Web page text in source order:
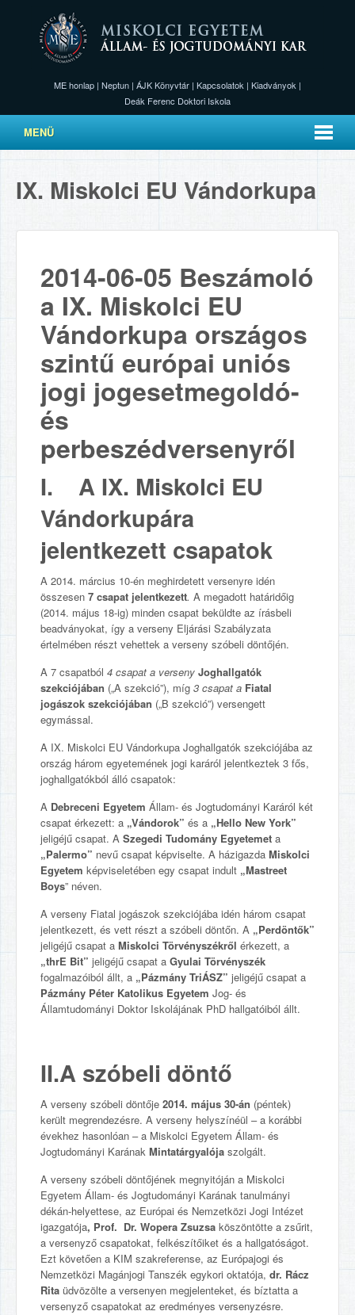
ME honlap | Neptun | ÁJK Könyvtár | Kapcsolatok | Kiadványok |
Deák Ferenc Doktori Iskola
MENÜ
IX. Miskolci EU Vándorkupa
2014-06-05 Beszámoló
a IX. Miskolci EU
Vándorkupa országos
szintű európai uniós
jogi jogesetmegoldó-
és
perbeszédversenyről
I. A IX. Miskolci EU
Vándorkupára
jelentkezett csapatok
A 2014. március 10-én meghirdetett versenyre idén
összesen 7 csapat jelentkezett. A megadott határidőig
(2014. május 18-ig) minden csapat beküldte az írásbeli
beadványokat, így a verseny Eljárási Szabályzata
értelmében részt vehettek a verseny szóbeli döntőjén.
A 7 csapatból 4 csapat a verseny Joghallgatók
szekciójában („A szekció”), míg 3 csapat a Fiatal
jogászok szekciójában („B szekció”) versengett
egymással.
A IX. Miskolci EU Vándorkupa Joghallgatók szekciójába az
ország három egyetemének jogi karáról jelentkeztek 3 fős,
joghallgatókból álló csapatok:
A Debreceni Egyetem Állam- és Jogtudományi Karáról két
csapat érkezett: a „Vándorok” és a „Hello New York”
jeligéjű csapat. A Szegedi Tudomány Egyetemet a
„Palermo” nevű csapat képviselte. A házigazda Miskolci
Egyetem képviseletében egy csapat indult „Mastreet
Boys” néven.
A verseny Fiatal jogászok szekciójába idén három csapat
jelentkezett, és vett részt a szóbeli döntőn. A „Perdöntők”
jeligéjű csapat a Miskolci Törvényszékről érkezett, a
„thrE Bit” jeligéjű csapat a Gyulai Törvényszék
fogalmazóiból állt, a „Pázmány TriÁSZ” jeligéjű csapat a
Pázmány Péter Katolikus Egyetem Jog- és
Államtudományi Doktor Iskolájának PhD hallgatóiból állt.
II.A szóbeli döntő
A verseny szóbeli döntője 2014. május 30-án (péntek)
került megrendezésre. A verseny helyszínéül – a korábbi
évekhez hasonlóan – a Miskolci Egyetem Állam- és
Jogtudományi Karának Mintatárgyalója szolgált.
A verseny szóbeli döntőjének megnyitóján a Miskolci
Egyetem Állam- és Jogtudományi Karának tanulmányi
dékán-helyettese, az Európai és Nemzetközi Jogi Intézet
igazgatója, Prof. Dr. Wopera Zsuzsa köszöntötte a zsűrit,
a versenyző csapatokat, felkészítőiket és a hallgatóságot.
Ezt követően a KIM szakreferense, az Európajogi és
Nemzetközi Magánjogi Tanszék egykori oktatója, dr. Rácz
Rita üdvözölte a versenyen megjelenteket, és bíztatta a
versenyző csapatokat az eredményes versenyzésre.